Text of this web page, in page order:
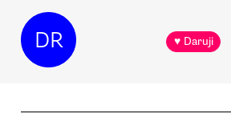
DR ♥ Daruji